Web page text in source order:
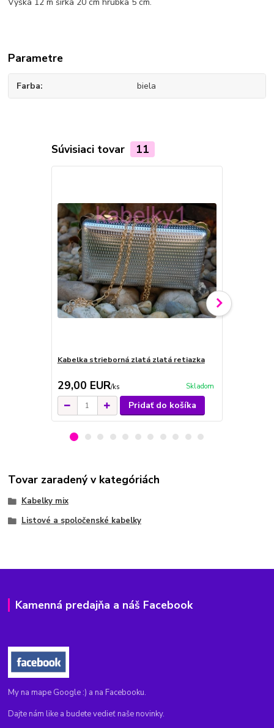
Parametre
Farba biela
Súvisiaci tovar 11
Kabelka strieborná zlatá zlatá retiazka
29,00 EUR/ks Skladom
Pridať do košíka
Tovar zaradený v kategóriách
Kabelky mix
Listové a spoločenské kabelky
Kamenná predajňa a náš Facebook
My na mape Google :) a na Facebooku.
Dajte nám like a budete vedieť naše novinky.